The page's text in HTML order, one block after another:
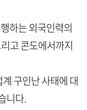
하는 외국인력의
고 콘도에서까지
구인난 사태에 대
니다.